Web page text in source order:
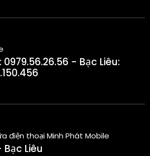
0979.56.26.56 - Bạc Liêu:
điện thoại Minh Phát Mobile
Bạc Liêu